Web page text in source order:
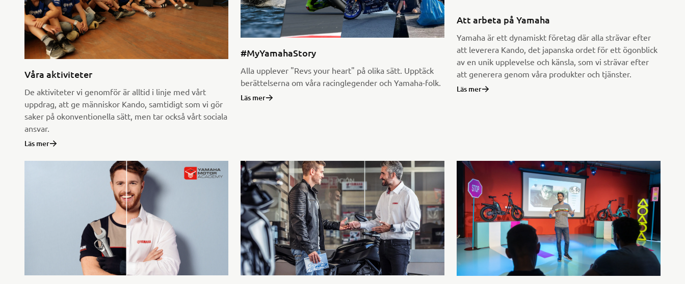
Våra aktiviteter
De aktiviteter vi genomför är alltid i linje med vårt
uppdrag, att ge människor Kando, samtidigt som vi gör
saker på okonventionella sätt, men tar också vårt sociala
ansvar.
Läs mer
#MyYamahaStory
Alla upplever "Revs your heart" på olika sätt. Upptäck
berättelserna om våra racinglegender och Yamaha-folk.
Läs mer
Att arbeta på Yamaha
Yamaha är ett dynamiskt företag där alla strävar efter
att leverera Kando, det japanska ordet för ett ögonblick
av en unik upplevelse och känsla, som vi strävar efter
att generera genom våra produkter och tjänster.
Läs mer